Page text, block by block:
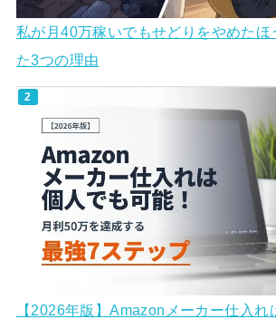
私が月40万稼いでもせどりをやめたほ
た3つの理由
【2026年版】Amazonメーカー仕入れ